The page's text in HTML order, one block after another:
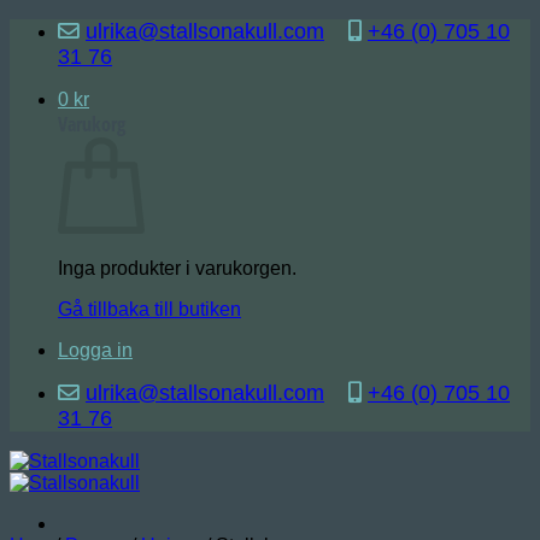
Skip
content
ulrika@stallsonakull.com
+46 (0) 705 10
31 76
0 kr
Inga produkter i varukorgen.
Gå tillbaka till butiken
Logga in
ulrika@stallsonakull.com
+46 (0) 705 10
31 76